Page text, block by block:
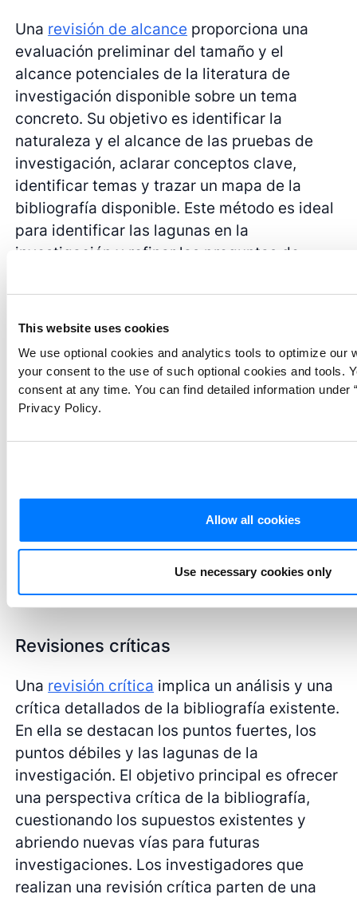
This website uses cookies
We use optional cookies and analytics tools to optimize our
your consent to the use of such optional cookies and tools.
consent at any time. You can find detailed information under
Privacy Policy.
Allow all cookies
Use necessary cookies only
Una revisión de alcance proporciona una
evaluación preliminar del tamaño y el
alcance potenciales de la literatura de
investigación disponible sobre un tema
concreto. Su objetivo es identificar la
naturaleza y el alcance de las pruebas de
investigación, aclarar conceptos clave,
identificar temas y trazar un mapa de la
bibliografía disponible. Este método es ideal
para identificar las lagunas en la
investigación y refinar las preguntas de
alcance, se recomienda comenzar con una
pregunta de investigación amplia. La
estudios no tienen por qué incluir una
evaluación de la calidad o una síntesis de los
resultados. El objetivo principal es
áreas de investigación e identificar lagunas
en la investigación. Proporcionan una visión
global de la bibliografía existente que ayuda
a los investigadores a afinar sus preguntas
de investigación y diseñar futuros estudios.
Revisiones críticas
Una revisión crítica implica un análisis y una
crítica detallados de la bibliografía existente.
En ella se destacan los puntos fuertes, los
puntos débiles y las lagunas de la
investigación. El objetivo principal es ofrecer
una perspectiva crítica de la bibliografía,
cuestionando los supuestos existentes y
abriendo nuevas vías para futuras
investigaciones. Los investigadores que
realizan una revisión crítica parten de una